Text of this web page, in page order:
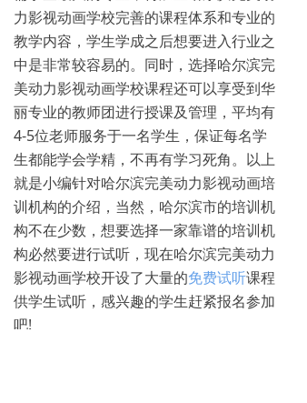
力影视动画学校完善的课程体系和专业的
教学内容，学生学成之后想要进入行业之
中是非常较容易的。同时，选择哈尔滨完
美动力影视动画学校课程还可以享受到华
丽专业的教师团进行授课及管理，平均有
4-5位老师服务于一名学生，保证每名学
生都能学会学精，不再有学习死角。以上
就是小编针对哈尔滨完美动力影视动画培
训机构的介绍，当然，哈尔滨市的培训机
构不在少数，想要选择一家靠谱的培训机
构必然要进行试听，现在哈尔滨完美动力
影视动画学校开设了大量的免费试听课程
供学生试听，感兴趣的学生赶紧报名参加
吧!